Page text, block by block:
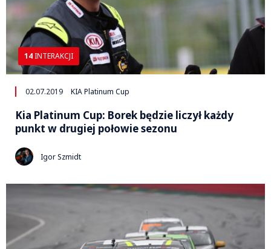
14 INTERAKCJI
02.07.2019 KIA Platinum Cup
Kia Platinum Cup: Borek będzie liczył każdy
punkt w drugiej połowie sezonu
Igor Szmidt